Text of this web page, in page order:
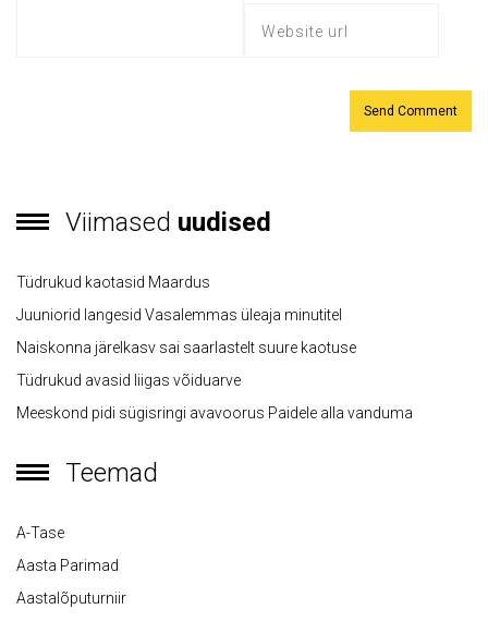
Viimased uudised
Tüdrukud kaotasid Maardus
Juuniorid langesid Vasalemmas üleaja minutitel
Naiskonna järelkasv sai saarlastelt suure kaotuse
Tüdrukud avasid liigas võiduarve
Meeskond pidi sügisringi avavoorus Paidele alla vanduma
Teemad
A-Tase
Aasta Parimad
Aastalõputurniir